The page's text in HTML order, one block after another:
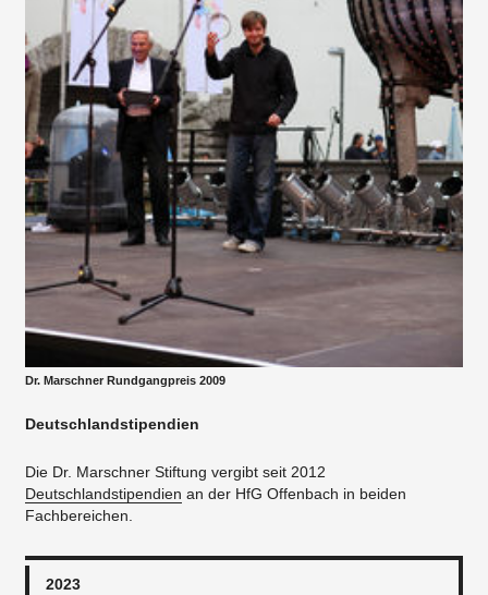
Dr. Marschner Rundgangpreis 2009
Deutschlandstipendien
Die Dr. Marschner Stiftung vergibt seit 2012
Deutschlandstipendien an der HfG Offenbach in beiden
Fachbereichen.
2023